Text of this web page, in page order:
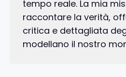
tempo reale. La mia
raccontare la verità,
critica e dettagliata
modellano il nostro